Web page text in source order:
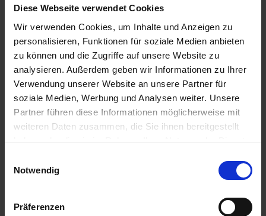
Diese Webseite verwendet Cookies
Wir verwenden Cookies, um Inhalte und Anzeigen zu
personalisieren, Funktionen für soziale Medien anbieten
zu können und die Zugriffe auf unsere Website zu
analysieren. Außerdem geben wir Informationen zu Ihrer
Verwendung unserer Website an unsere Partner für
soziale Medien, Werbung und Analysen weiter. Unsere
Partner führen diese Informationen möglicherweise mit
weiteren Daten zusammen, die Sie ihnen bereitgestellt
haben oder die sie im Rahmen Ihrer Nutzung der Dienste
Cookies, wenn Sie unsere Webseite weiterhin nutzen.
Notwendig
Präferenzen
890,00 €
inkl. ges. USt.,zzgl. Versandkosten
Sofort versandfertig, Lieferzeit ca. 2-4 Werktage innerhalb
Deutschlands
In denWarenkorb
Merken Bewerten
Neuer Altbestand. Original BMW Neuteil. Dieser Artikel ist
bei BMW nicht mehr lieferbar 26...